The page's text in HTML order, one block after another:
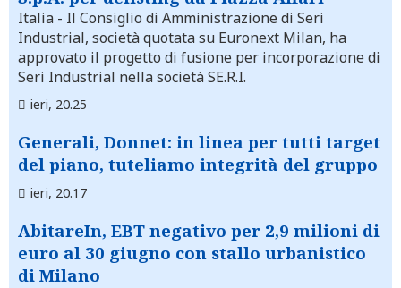
Italia - Il Consiglio di Amministrazione di Seri
Industrial, società quotata su Euronext Milan, ha
approvato il progetto di fusione per incorporazione di
Seri Industrial nella società SE.R.I.
ieri, 20.25
Generali, Donnet: in linea per tutti target
del piano, tuteliamo integrità del gruppo
ieri, 20.17
AbitareIn, EBT negativo per 2,9 milioni di
euro al 30 giugno con stallo urbanistico
di Milano